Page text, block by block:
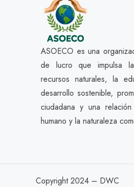
ASOECO es una
de lucro que impulsa
recursos naturales, la
desarrollo sostenible,
ciudadana y una
humano y la naturaleza
Copyright 2024 – DWC